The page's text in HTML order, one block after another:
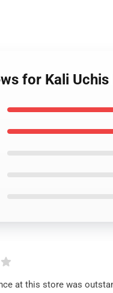
for Kali
at this store was